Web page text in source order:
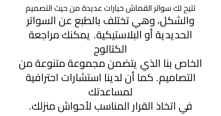
تتيح لك سواتر القماش خيارات عديدة من حيث التصميم
والشكل، وهي تختلف بالطبع عن السواتر
الحديدية أو البلاستيكية. يمكنك مراجعة
الكتالوج
الخاص بنا الذي يتضمن مجموعة متنوعة من
التصاميم. كما أن لدينا استشارات احترافية
لمساعدتك
في اتخاذ القرار المناسب لأحواش منزلك.